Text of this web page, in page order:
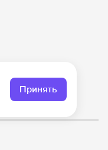
Принять